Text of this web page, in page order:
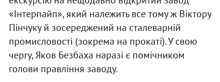
«Інтерпайп», який належить все тому ж Віктору
Пінчуку й зосереджений на сталеварній
промисловості (зокрема на прокаті). У свою
чергу, Яков Безбаха наразі є помічником
голови правління заводу.